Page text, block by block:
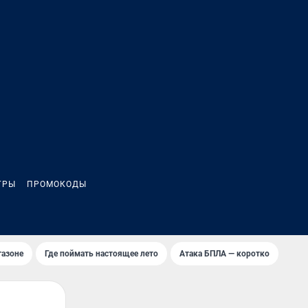
ПРОМОКОДЫ
Где поймать настоящее лето Атака БПЛА — коротко